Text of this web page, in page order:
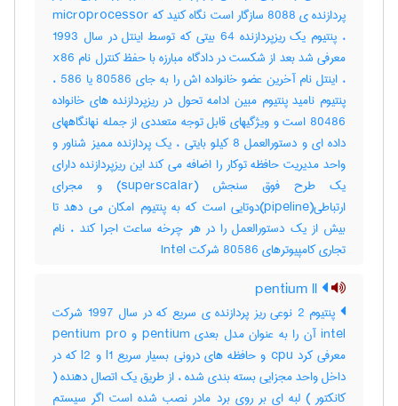
پردازنده ی 8088 سازگار است نگاه کنید که microprocessor
، پنتیوم یک ریزپردازنده 64 بیتی که توسط اینتل در سال 1993
معرفی شد بعد از شکست در دادگاه مبارزه با حفظ کنترل نام x86
، اینتل نام آخرین عضو خانواده اش را به جای 80586 یا 586 ،
پنتیوم نامید پنتیوم مبین ادامه تحول در ریزپردازنده های خانواده
80486 است و ویژگیهای قابل توجه متعددی از جمله نهانگاههای
داده ای و دستورالعمل 8 کیلو بایتی ، یک پردازنده ممیز شناور و
واحد مدیریت حافظه توکار را اضافه می کند این ریزپردازنده دارای
یک طرح فوق سنجش (superscalar) و مجرای
ارتباطی(pipeline)دوتایی است که به پنتیوم امکان می دهد تا
بیش از یک دستورالعمل را در هر چرخه ساعت اجرا کند ، نام
تجاری کامپیوترهای 80586 شرکت ‎Intel
پنتیوم 2 نوعی ریز پردازنده ی سریع که در سال 1997 شرکت
intel آن را به عنوان مدل بعدی pentium و pentium pro
معرفی کرد cpu و حافظه های درونی بسیار سریع l1 و l2 که در
داخل واحد مجزایی بسته بندی شده ، از طریق یک اتصال دهنده (
کانکتور ) لبه ای بر روی برد مادر نصب شده است اگر سیستم